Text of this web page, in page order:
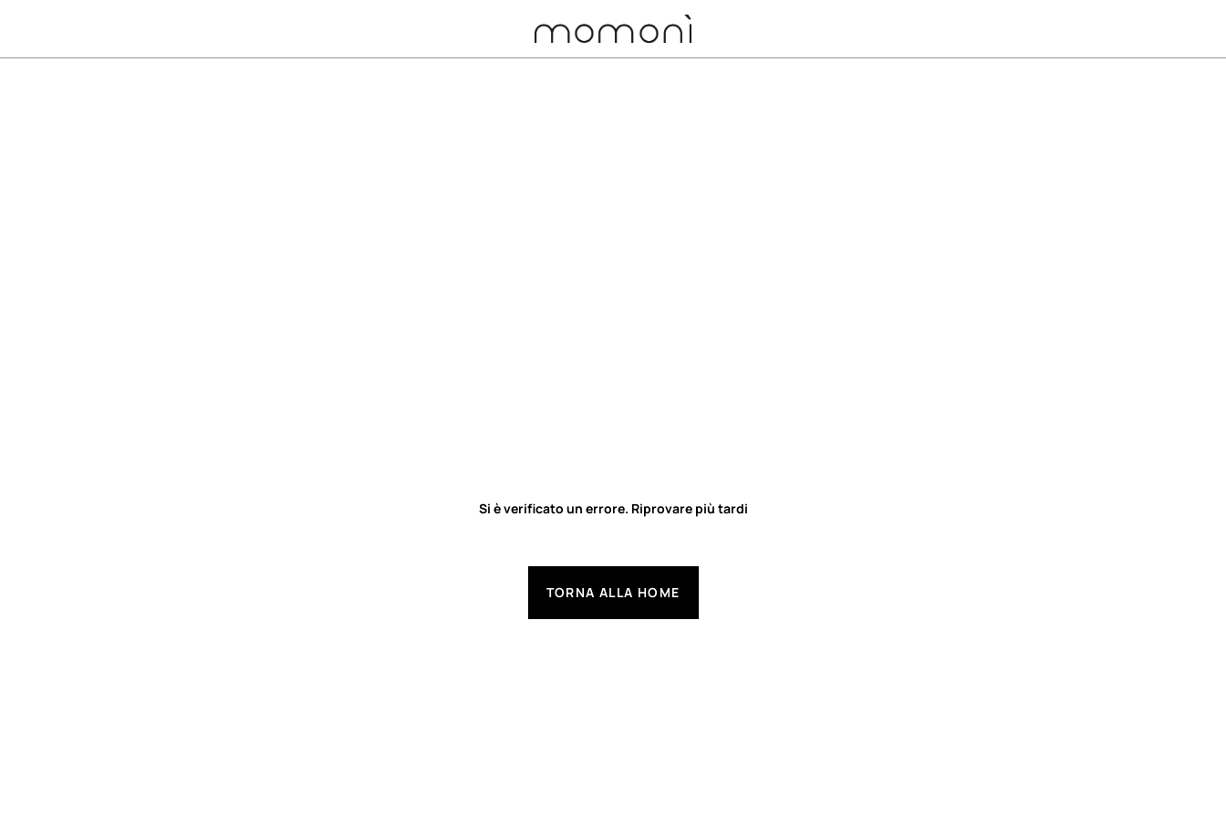
Si è verificato un errore. Riprovare più tardi
TORNA ALLA HOME